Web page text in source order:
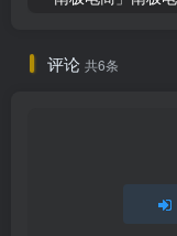
评论 共6条